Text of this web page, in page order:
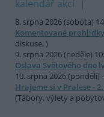
kalendář akcí
8. srpna 2026 (sobota)
Komentované
diskuse, )
9. srpna 2026 (neděle)
Oslava Světového dne
10. srpna 2026 (pondělí)
Hrajeme si v Pralese -
(Tábory, výlety a